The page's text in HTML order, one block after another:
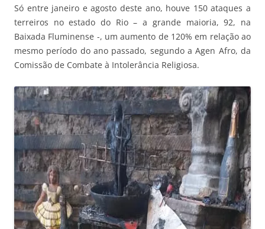
Só entre janeiro e agosto deste ano, houve 150 ataques a
terreiros no estado do Rio – a grande maioria, 92, na
Baixada Fluminense -, um aumento de 120% em relação ao
mesmo período do ano passado, segundo a Agen Afro, da
Comissão de Combate à Intolerância Religiosa.